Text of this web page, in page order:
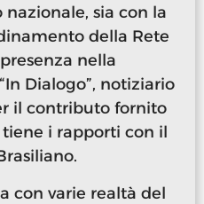
sia con la
della Rete
nella
Dialogo”, notiziario
il contributo fornito
i rapporti con il
con varie realtà del